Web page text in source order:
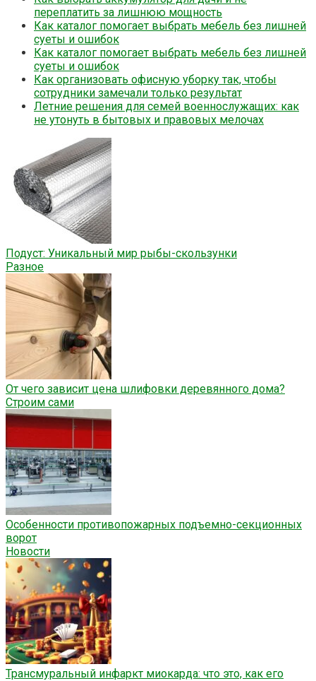
переплатить за лишнюю мощность
Как каталог помогает выбрать мебель без лишней
суеты и ошибок
Как каталог помогает выбрать мебель без лишней
суеты и ошибок
Как организовать офисную уборку так, чтобы
сотрудники замечали только результат
Летние решения для семей военнослужащих: как
не утонуть в бытовых и правовых мелочах
Подуст: Уникальный мир рыбы-скользунки
Разное
От чего зависит цена шлифовки деревянного дома?
Строим сами
Особенности противопожарных подъемно-секционных
ворот
Новости
Трансмуральный инфаркт миокарда: что это, как его